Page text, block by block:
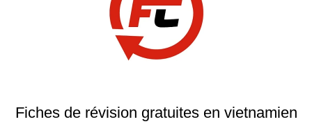
Fiches de révision gratuites en vietnamien